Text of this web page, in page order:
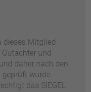
dieses Mitglied
und
daher nach den
geprüft wurde.
das SIEGEL